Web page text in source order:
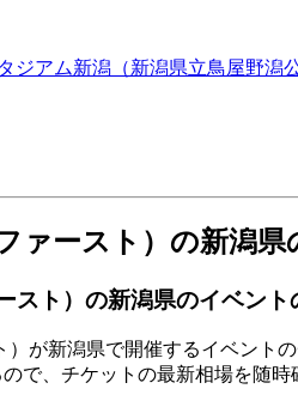
ジアム新潟（新潟県立鳥屋野潟
ァースト）の新潟
スト）の新潟県のイベント
）が新潟県で開催するイベント
で、チケットの最新相場を随時